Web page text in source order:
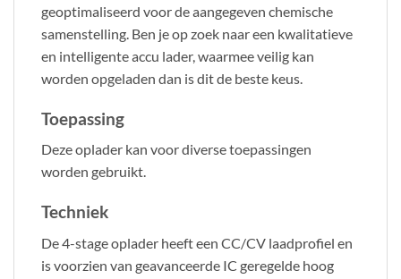
geoptimaliseerd voor de aangegeven chemische
samenstelling. Ben je op zoek naar een kwalitatieve
en intelligente accu lader, waarmee veilig kan
worden opgeladen dan is dit de beste keus.
Toepassing
Deze oplader kan voor diverse toepassingen
worden gebruikt.
Techniek
De 4-stage oplader heeft een CC/CV laadprofiel en
is voorzien van geavanceerde IC geregelde hoog